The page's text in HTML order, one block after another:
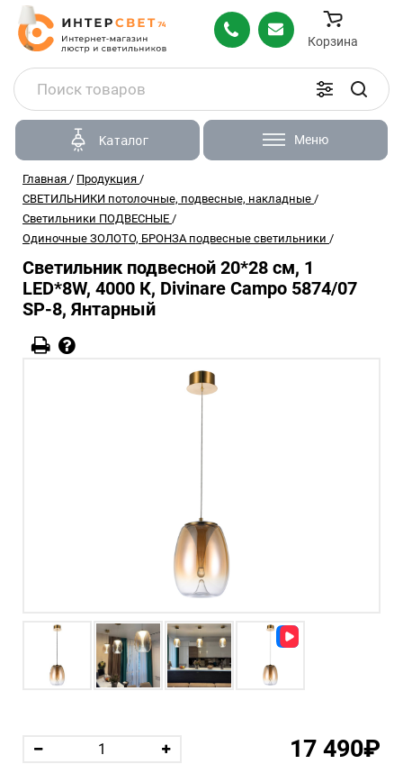
Корзина
Каталог Меню
Главная / Продукция /
СВЕТИЛЬНИКИ потолочные, подвесные, накладные /
Светильники ПОДВЕСНЫЕ /
Одиночные ЗОЛОТО, БРОНЗА подвесные светильники /
Светильник подвесной 20*28 см, 1
LED*8W, 4000 К, Divinare Campo 5874/07
SP-8, Янтарный
17 490₽